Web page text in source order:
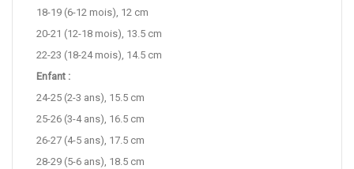
18-19 (6-12 mois), 12 cm
20-21 (12-18 mois), 13.5 cm
22-23 (18-24 mois), 14.5 cm
Enfant :
24-25 (2-3 ans), 15.5 cm
25-26 (3-4 ans), 16.5 cm
26-27 (4-5 ans), 17.5 cm
28-29 (5-6 ans), 18.5 cm